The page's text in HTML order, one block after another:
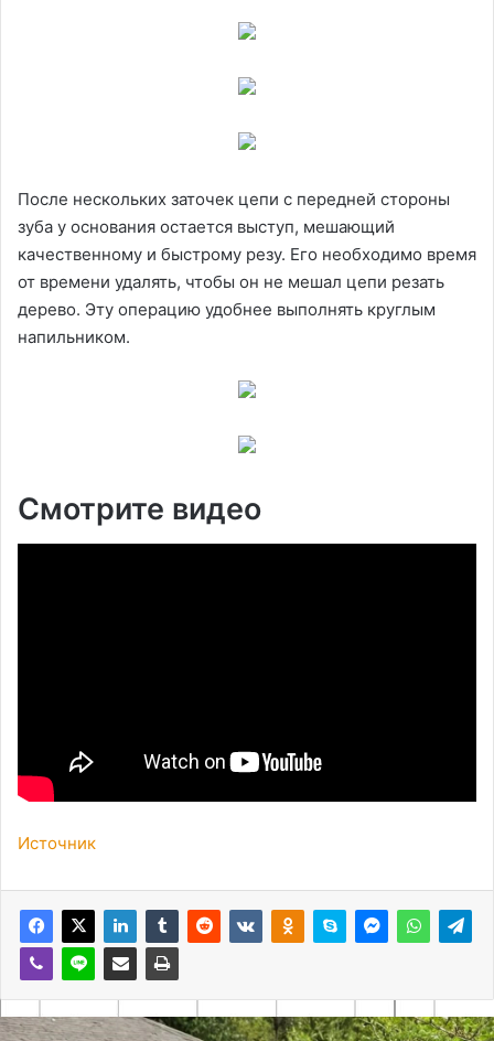
После нескольких заточек цепи с передней стороны
зуба у основания остается выступ, мешающий
качественному и быстрому резу. Его необходимо время
от времени удалять, чтобы он не мешал цепи резать
дерево. Эту операцию удобнее выполнять круглым
напильником.
Смотрите видео
Источник